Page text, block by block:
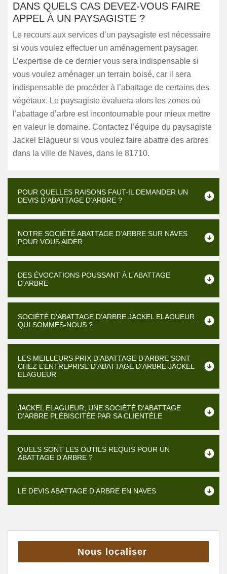
DANS QUELS CAS DEVEZ-VOUS FAIRE
APPEL À UN PAYSAGISTE ?
Le recours aux services d’un paysagiste est nécessaire
si vous voulez effectuer un aménagement paysager.
L’expertise de ce dernier vous sera indispensable si
vous voulez aménager un terrain boisé, car il sera
indispensable de procéder à l’abattage de certains des
végétaux. Le paysagiste évaluera alors les zones où
l’abattage d’arbre est incontournable pour mieux mettre
en valeur le domaine. Contactez l’équipe du paysagiste
Jackel Elagueur si vous voulez faire abattre des arbres
dans la ville de Naves, dans le 81710.
POUR QUELLES RAISONS FAUT-IL DEMANDER UN
DEVIS D’ABATTAGE D’ARBRE ?
NOTRE SOCIÉTÉ ABATTAGE D’ARBRE SUR NAVES
POUR VOUS AIDER
DES ÉVOCATIONS POUSSANT À L’ABATTAGE
D’ARBRE
SOCIÉTÉ D’ABATTAGE D’ARBRE JACKEL ELAGUEUR :
QUI SOMMES-NOUS ?
LES MEILLEURS PRIX D’ABATTAGE D’ARBRE SONT
CHEZ L’ENTREPRISE D’ABATTAGE D’ARBRE JACKEL
ELAGUEUR
JACKEL ELAGUEUR, UNE SOCIÉTÉ D’ABATTAGE
D’ARBRE PLÉBISCITÉE PAR SA CLIENTÈLE
QUELS SONT LES OUTILS REQUIS POUR UN
ABATTAGE D’ARBRE ?
LE DEVIS ABATTAGE D’ARBRE EN NAVES
Nous localiser